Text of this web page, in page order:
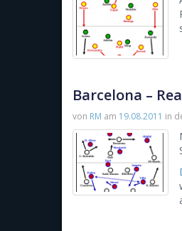
Barcelona –
von RM am 19.08.2011 in